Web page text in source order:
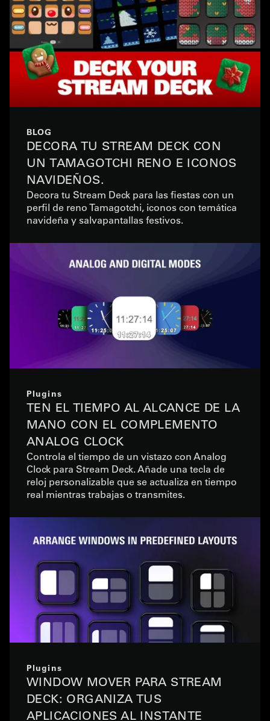
BLOG
DECORA TU STREAM DECK CON
UN TAMAGOTCHI RENO E ICONOS
NAVIDEÑOS.
Decora tu Stream Deck para las fiestas con un
perfil de reno Tamagotchi, iconos con temática
navideña y salvapantallas festivos.
Plugins
TEN EL TIEMPO AL ALCANCE DE LA
MANO CON EL COMPLEMENTO
ANALOG CLOCK
Controla el tiempo de un vistazo con Analog
Clock para Stream Deck. Añade una tecla de
reloj personalizable que se actualiza en tiempo
real mientras trabajas o transmites.
Plugins
WINDOW MOVER PARA STREAM
DECK: ORGANIZA TUS
APLICACIONES AL INSTANTE